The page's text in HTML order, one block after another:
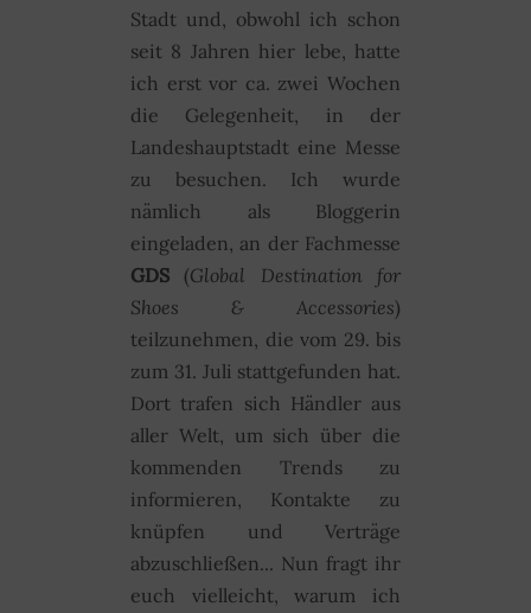
Stadt und, obwohl ich schon
seit 8 Jahren hier lebe, hatte
ich erst vor ca. zwei Wochen
die Gelegenheit, in der
Landeshauptstadt eine Messe
zu besuchen. Ich wurde
nämlich als Bloggerin
eingeladen, an der Fachmesse
GDS (Global Destination for
Shoes & Accessories)
teilzunehmen, die vom 29. bis
zum 31. Juli stattgefunden hat.
Dort trafen sich Händler aus
aller Welt, um sich über die
kommenden Trends zu
informieren, Kontakte zu
knüpfen und Verträge
abzuschließen... Nun fragt ihr
euch vielleicht, warum ich